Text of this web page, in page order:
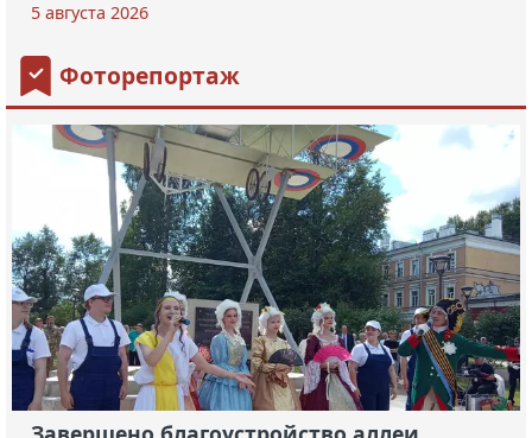
5 августа 2026
Фоторепортаж